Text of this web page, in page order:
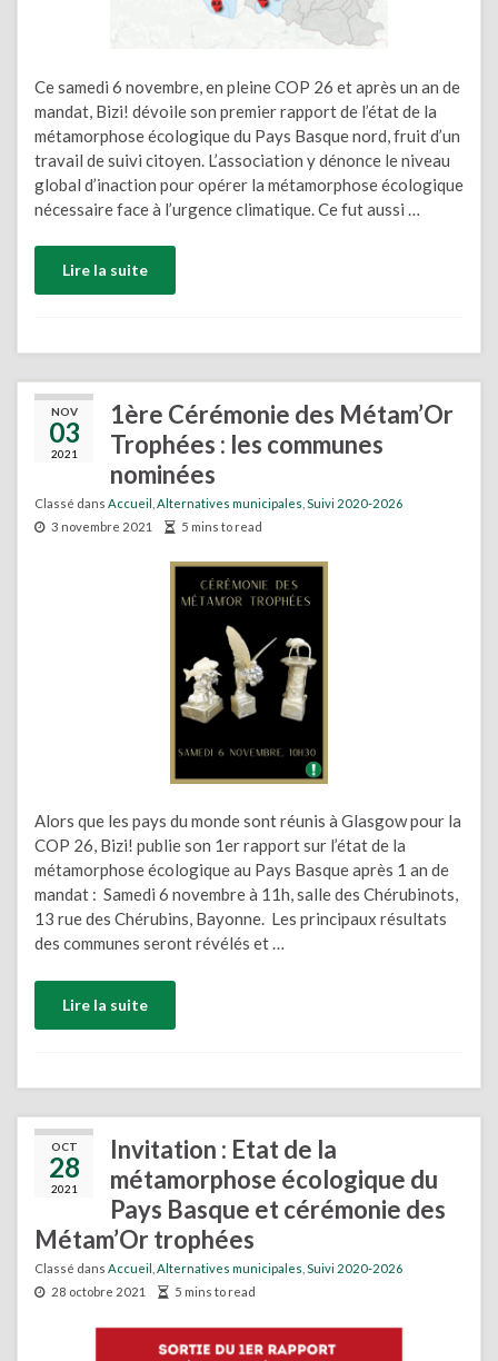
Ce samedi 6 novembre, en pleine COP 26 et après un an de
mandat, Bizi! dévoile son premier rapport de l’état de la
métamorphose écologique du Pays Basque nord, fruit d’un
travail de suivi citoyen. L’association y dénonce le niveau
global d’inaction pour opérer la métamorphose écologique
nécessaire face à l’urgence climatique. Ce fut aussi …
Lire la suite
NOV
03
2021
1ère Cérémonie des Métam’Or
Trophées : les communes
nominées
Classé dans Accueil Alternatives municipales Suivi 2020-2026
3 novembre 2021
5 mins to read
Alors que les pays du monde sont réunis à Glasgow pour la
COP 26, Bizi! publie son 1er rapport sur l’état de la
métamorphose écologique au Pays Basque après 1 an de
mandat : Samedi 6 novembre à 11h, salle des Chérubinots,
13 rue des Chérubins, Bayonne. Les principaux résultats
des communes seront révélés et …
Lire la suite
OCT
28
2021
Invitation : Etat de la
métamorphose écologique du
Pays Basque et cérémonie des
Métam’Or trophées
Classé dans Accueil Alternatives municipales Suivi 2020-2026
28 octobre 2021
5 mins to read